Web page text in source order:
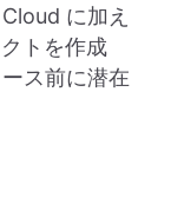
に加え
トを作成
ス前に潜在